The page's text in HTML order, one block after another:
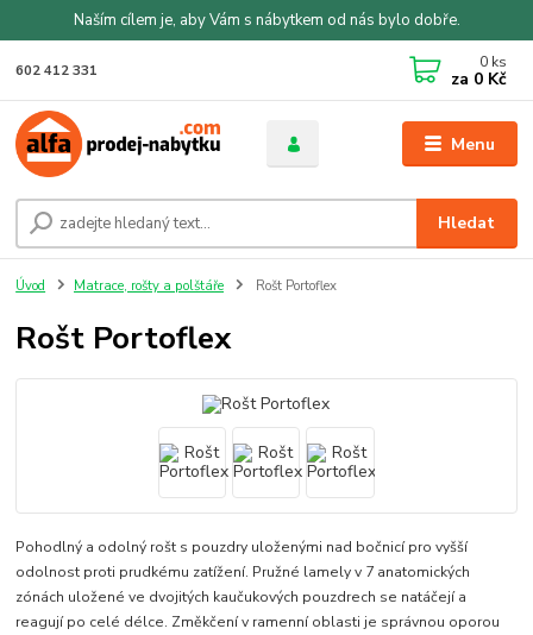
Naším cílem je, aby Vám s nábytkem od nás bylo dobře.
Menu
Hledat
602 412 331 0 ks
za 0 Kč
Úvod Matrace, rošty a polštáře Rošt Portoflex
Rošt Portoflex
Pohodlný a odolný rošt s pouzdry uloženými nad bočnicí pro vyšší
odolnost proti prudkému zatížení. Pružné lamely v 7 anatomických
zónách uložené ve dvojitých kaučukových pouzdrech se natáčejí a
reagují po celé délce. Změkčení v ramenní oblasti je správnou oporou